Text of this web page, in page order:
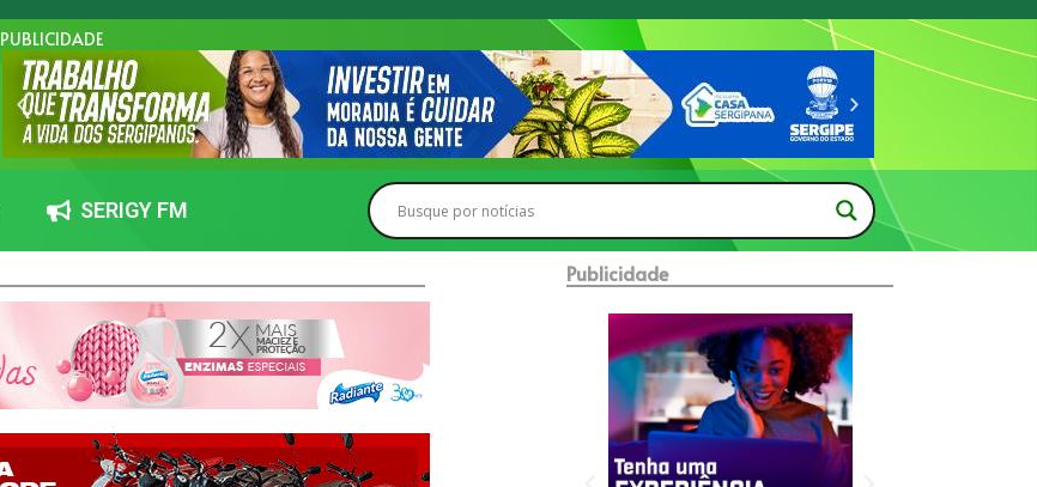
PUBLICIDADE
SERIGY FM
Publicidade